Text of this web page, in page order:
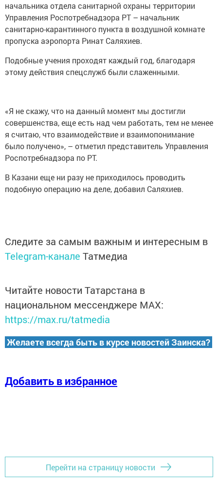
начальника отдела санитарной охраны территории
Управления Роспотребнадзора РТ – начальник
санитарно-карантинного пункта в воздушной комнате
пропуска аэропорта Ринат Саляхиев.
Подобные учения проходят каждый год, благодаря
этому действия спецслужб были слаженными.
«Я не скажу, что на данный момент мы достигли
совершенства, еще есть над чем работать, тем не менее
я считаю, что взаимодействие и взаимопонимание
было получено», – отметил представитель Управления
Роспотребнадзора по РТ.
В Казани еще ни разу не приходилось проводить
подобную операцию на деле, добавил Саляхиев.
Следите за самым важным и интересным в
Telegram-канале Татмедиа
Читайте новости Татарстана в
национальном мессенджере MАХ:
https://max.ru/tatmedia
Желаете всегда быть в курсе новостей Заинска?
Добавить в избранное
Перейти на страницу новости